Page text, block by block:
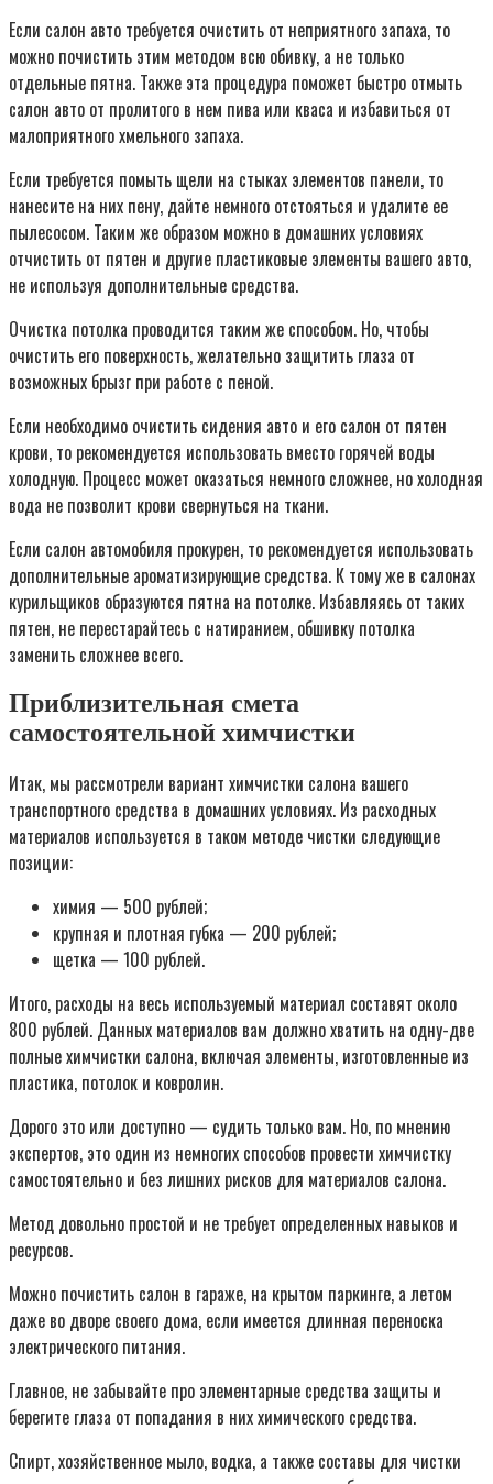
Если салон авто требуется очистить от неприятного запаха, то
можно почистить этим методом всю обивку, а не только
отдельные пятна. Также эта процедура поможет быстро отмыть
салон авто от пролитого в нем пива или кваса и избавиться от
малоприятного хмельного запаха.
Если требуется помыть щели на стыках элементов панели, то
нанесите на них пену, дайте немного отстояться и удалите ее
пылесосом. Таким же образом можно в домашних условиях
отчистить от пятен и другие пластиковые элементы вашего авто,
не используя дополнительные средства.
Очистка потолка проводится таким же способом. Но, чтобы
очистить его поверхность, желательно защитить глаза от
возможных брызг при работе с пеной.
Если необходимо очистить сидения авто и его салон от пятен
крови, то рекомендуется использовать вместо горячей воды
холодную. Процесс может оказаться немного сложнее, но холодная
вода не позволит крови свернуться на ткани.
Если салон автомобиля прокурен, то рекомендуется использовать
дополнительные ароматизирующие средства. К тому же в салонах
курильщиков образуются пятна на потолке. Избавляясь от таких
пятен, не перестарайтесь с натиранием, обшивку потолка
заменить сложнее всего.
Приблизительная смета
самостоятельной химчистки
Итак, мы рассмотрели вариант химчистки салона вашего
транспортного средства в домашних условиях. Из расходных
материалов используется в таком методе чистки следующие
позиции:
химия — 500 рублей;
крупная и плотная губка — 200 рублей;
щетка — 100 рублей.
Итого, расходы на весь используемый материал составят около
800 рублей. Данных материалов вам должно хватить на одну-две
полные химчистки салона, включая элементы, изготовленные из
пластика, потолок и ковролин.
Дорого это или доступно — судить только вам. Но, по мнению
экспертов, это один из немногих способов провести химчистку
самостоятельно и без лишних рисков для материалов салона.
Метод довольно простой и не требует определенных навыков и
ресурсов.
Можно почистить салон в гараже, на крытом паркинге, а летом
даже во дворе своего дома, если имеется длинная переноска
электрического питания.
Главное, не забывайте про элементарные средства защиты и
берегите глаза от попадания в них химического средства.
Спирт, хозяйственное мыло, водка, а также составы для чистки